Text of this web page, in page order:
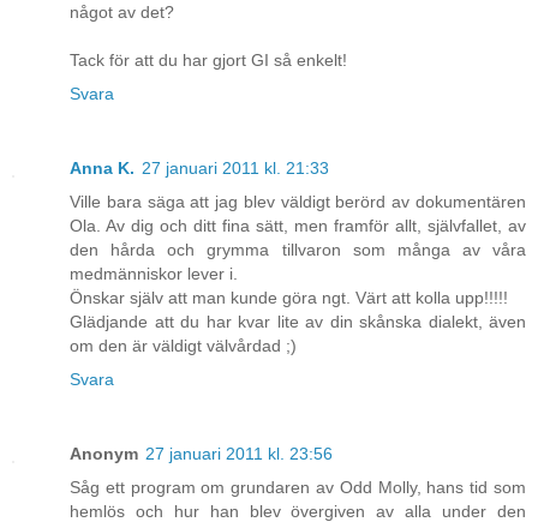
något av det?
Tack för att du har gjort GI så enkelt!
Svara
Anna K. 27 januari 2011 kl. 21:33
Ville bara säga att jag blev väldigt berörd av dokumentären
Ola. Av dig och ditt fina sätt, men framför allt, självfallet, av
den hårda och grymma tillvaron som många av våra
medmänniskor lever i.
Önskar själv att man kunde göra ngt. Värt att kolla upp!!!!!
Glädjande att du har kvar lite av din skånska dialekt, även
om den är väldigt välvårdad ;)
Svara
Anonym 27 januari 2011 kl. 23:56
Såg ett program om grundaren av Odd Molly, hans tid som
hemlös och hur han blev övergiven av alla under den